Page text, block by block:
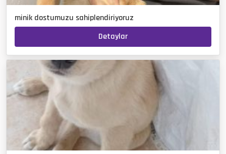
minik dostumuzu sahiplendiriyoruz
Detaylar